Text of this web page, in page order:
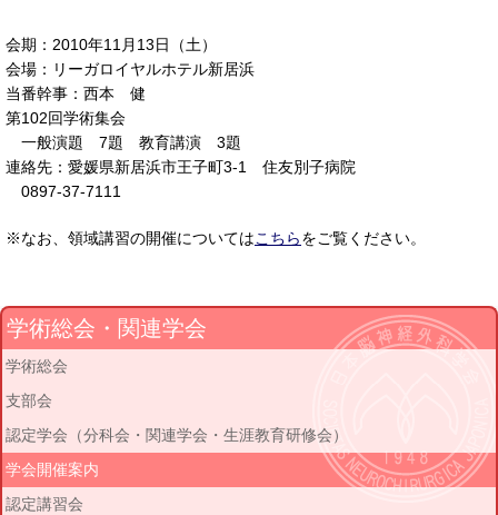
会期：2010年11月13日（土）
会場：リーガロイヤルホテル新居浜
当番幹事：西本 健
第102回学術集会
一般演題 7題 教育講演 3題
連絡先：愛媛県新居浜市王子町3-1 住友別子病院
0897-37-7111
※なお、領域講習の開催についてはこちらをご覧ください。
学術総会・関連学会
学術総会
支部会
認定学会（分科会・関連学会・生涯教育研修会）
学会開催案内
認定講習会